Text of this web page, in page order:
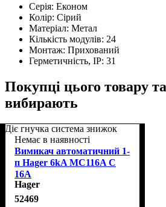
Серія: Економ
Колір: Сірий
Матеріал: Метал
Кількість модулів: 24
Монтаж: Прихований
Герметичність, IP: 31
Покупці цього товару
вибирають
Діє гнучка система знижок
Немає в наявності
Вимикач автоматичний 1-
п Hager 6kA MC116A C
16A
Hager
52469